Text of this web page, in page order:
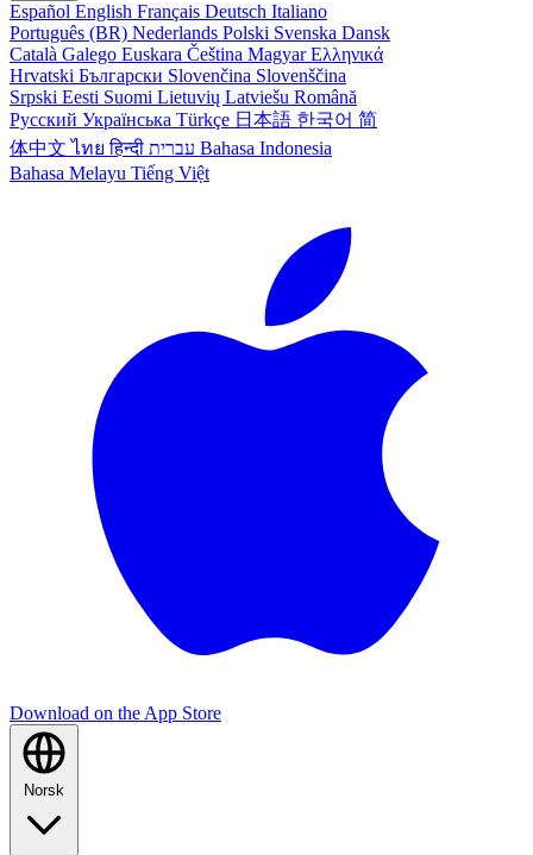
Español English Français Deutsch Italiano
Português (BR) Nederlands Polski Svenska Dansk
Català Galego Euskara Čeština MagyarΕλληνικά
Hrvatski Български Slovenčina Slovenščina
Srpski Eesti Suomi Lietuvių Latviešu Română
Русский Українська Türkçe 日本語 한국어 简
体中文ไทยहिन्दी
Bahasa Indonesia
Bahasa Melayu Tiếng Việt
Download on the App Store
Norsk